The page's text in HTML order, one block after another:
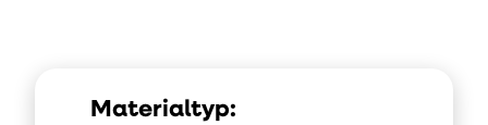
Materialtyp: